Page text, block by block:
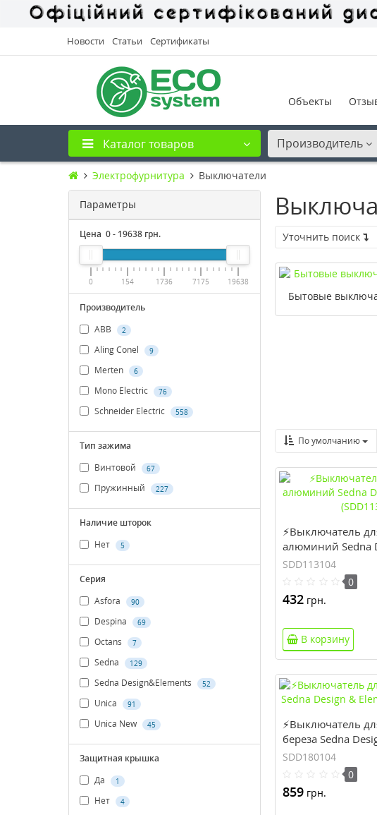
Новости Статьи Сертификаты
Объекты
Каталог товаров Производитель
Электрофурнитура Выключатели
Параметры
Цена 0- 19638 грн.
0 154 1736 7175 19638
Производитель
ABB
2
Aling Conel 9
Merten 6
Mono Electric 76
Schneider Electric 558
Тип зажима
Винтовой
67
Пружинный 227
Наличие шторок
Нет
5
Серия
Asfora
90
Despina 69
Octans 7
Sedna 129
Sedna Design&Elements 52
Unica 91
Unica New 45
Защитная крышка
Да
1
Нет 4
Уточнить поиск
Бытовые
По умолчанию
⚡Выключатель
алюминий Sedna
Elements
SDD113104
0
432грн.
В корзину
⚡Выключатель
береза Sedna
(SDD180104)
SDD180104
0
859грн.